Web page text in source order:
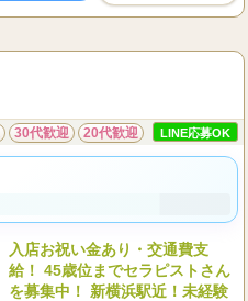
30代歓迎 20代歓迎 LINE応募OK
入店お祝い金あり・交通費支
給！ 45歳位までセラピストさん
を募集中！ 新横浜駅近！未経験